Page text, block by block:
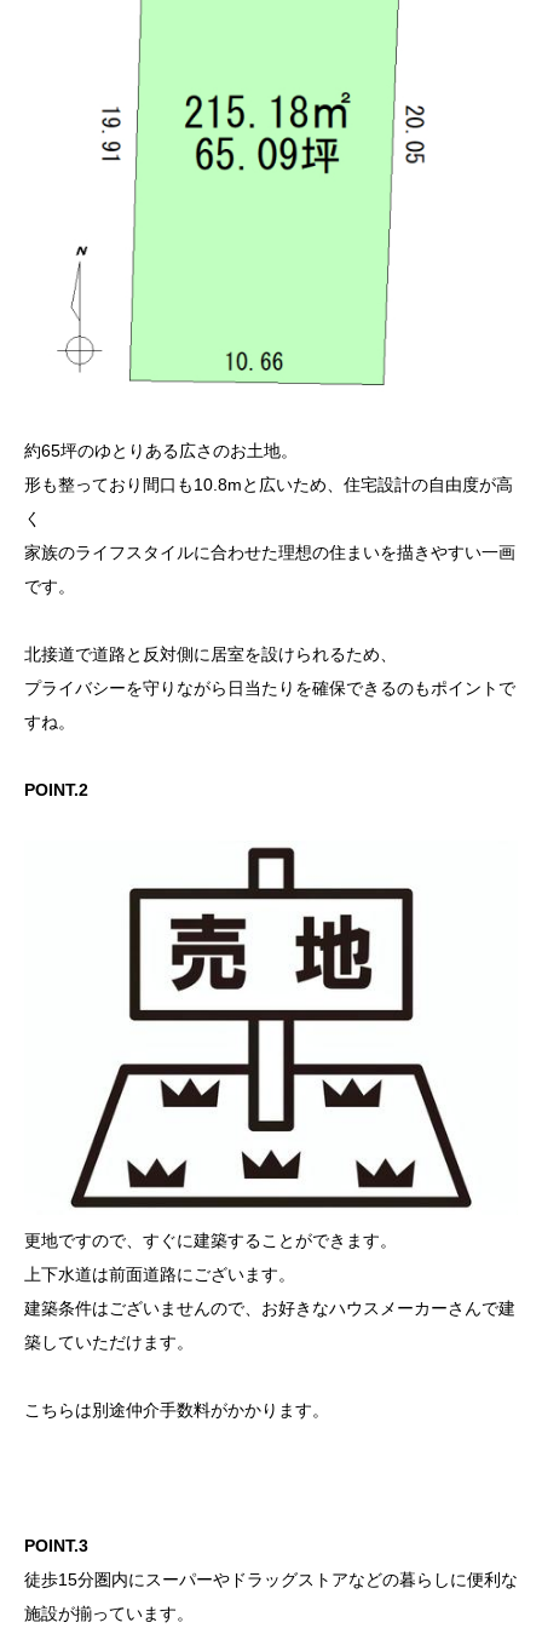
約65坪のゆとりある広さのお土地。
形も整っており間口も10.8mと広いため、住宅設計の自由度が高
く
家族のライフスタイルに合わせた理想の住まいを描きやすい一画
です。
北接道で道路と反対側に居室を設けられるため、
プライバシーを守りながら日当たりを確保できるのもポイントで
すね。
POINT.2
更地ですので、すぐに建築することができます。
上下水道は前面道路にございます。
建築条件はございませんので、お好きなハウスメーカーさんで建
築していただけます。
こちらは別途仲介手数料がかかります。
POINT.3
徒歩15分圏内にスーパーやドラッグストアなどの暮らしに便利な
施設が揃っています。